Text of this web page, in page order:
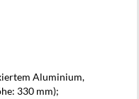
Aluminium,
330 mm);